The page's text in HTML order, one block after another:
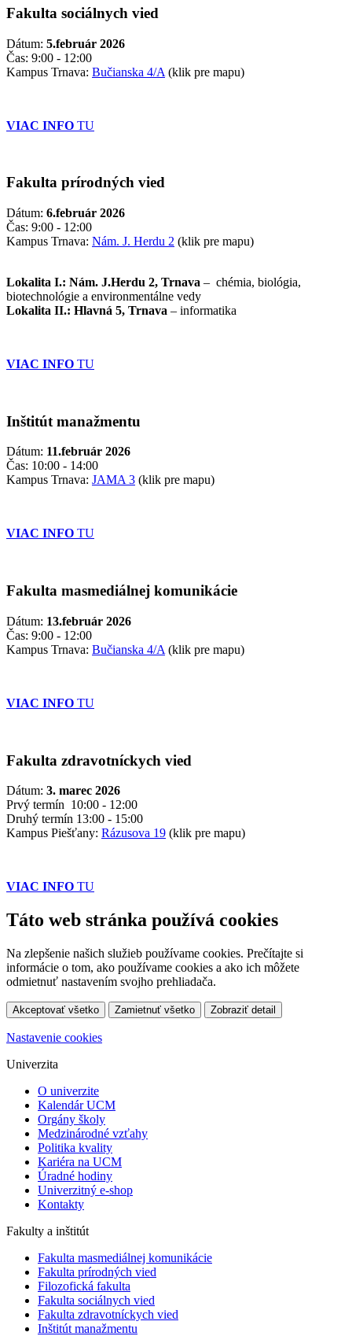
Fakulta sociálnych vied
Dátum: 5.február 2026
Čas: 9:00 - 12:00
Kampus Trnava: Bučianska 4/A (klik pre mapu)
VIAC INFO TU
Fakulta prírodných vied
Dátum: 6.február 2026
Čas: 9:00 - 12:00
Kampus Trnava: Nám. J. Herdu 2 (klik pre mapu)
Lokalita I.: Nám. J.Herdu 2, Trnava – chémia, biológia,
biotechnológie a environmentálne vedy
Lokalita II.: Hlavná 5, Trnava – informatika
VIAC INFO TU
Inštitút manažmentu
Dátum: 11.február 2026
Čas: 10:00 - 14:00
Kampus Trnava: JAMA 3 (klik pre mapu)
VIAC INFO TU
Fakulta masmediálnej komunikácie
Dátum: 13.február 2026
Čas: 9:00 - 12:00
Kampus Trnava: Bučianska 4/A (klik pre mapu)
VIAC INFO TU
Fakulta zdravotníckych vied
Dátum: 3. marec 2026
Prvý termín 10:00 - 12:00
Druhý termín 13:00 - 15:00
Kampus Piešťany: Rázusova 19 (klik pre mapu)
VIAC INFO TU
Táto web stránka používá cookies
Na zlepšenie našich služieb používame cookies. Prečítajte si
informácie o tom, ako používame cookies a ako ich môžete
odmietnuť nastavením svojho prehliadača.
Akceptovať všetko Zamietnuť všetko Zobraziť detail
Nastavenie cookies
Univerzita
O univerzite
Kalendár UCM
Orgány školy
Medzinárodné vzťahy
Politika kvality
Kariéra na UCM
Úradné hodiny
Univerzitný e-shop
Kontakty
Fakulty a inštitút
Fakulta masmediálnej komunikácie
Fakulta prírodných vied
Filozofická fakulta
Fakulta ​sociálnych vied
Fakulta zdravotníckych vied
Inštitút manažmentu